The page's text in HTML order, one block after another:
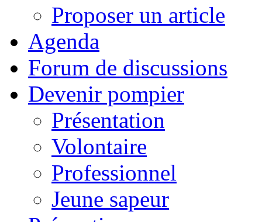
Proposer un article
Agenda
Forum de discussions
Devenir pompier
Présentation
Volontaire
Professionnel
Jeune sapeur